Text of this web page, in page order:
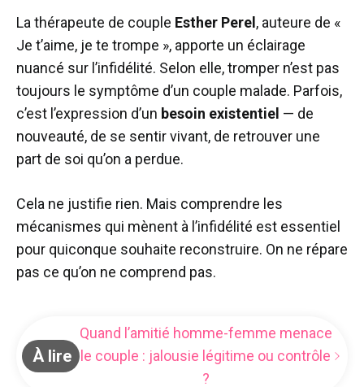
La thérapeute de couple Esther Perel, auteure de «
Je t’aime, je te trompe », apporte un éclairage
nuancé sur l’infidélité. Selon elle, tromper n’est pas
toujours le symptôme d’un couple malade. Parfois,
c’est l’expression d’un besoin existentiel — de
nouveauté, de se sentir vivant, de retrouver une
part de soi qu’on a perdue.
Cela ne justifie rien. Mais comprendre les
mécanismes qui mènent à l’infidélité est essentiel
pour quiconque souhaite reconstruire. On ne répare
pas ce qu’on ne comprend pas.
À lire
Quand l’amitié homme-femme menace
le couple : jalousie légitime ou contrôle
?